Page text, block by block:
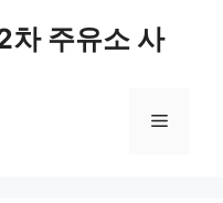
차 주유소 사
메